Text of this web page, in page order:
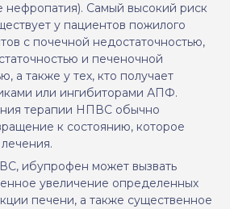
нефропатия). Самый высокий риск
у пациентов пожилого
с почечной недостаточностью,
и печеночной
а также у тех, кто получает
или ингибиторами АПФ.
терапии НПВС обычно
к состоянию, которое
лечения.
ибупрофен может вызвать
увеличение определенных
печени, а также существенное